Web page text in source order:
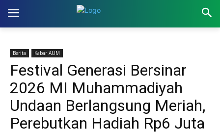
Berita Kabar AUM
Festival Generasi Bersinar
2026 MI Muhammadiyah
Undaan Berlangsung Meriah,
Perebutkan Hadiah Rp6 Juta